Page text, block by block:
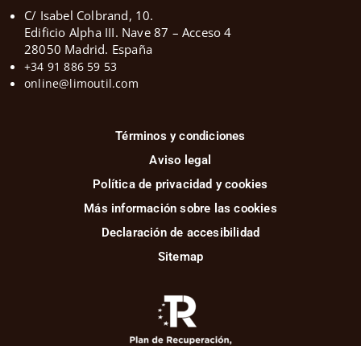
C/ Isabel Colbrand, 10.
Edificio Alpha III. Nave 87 – Acceso 4
28050 Madrid. España
+34 91 886 59 53
online@limoutil.com
Términos y condiciones
Aviso legal
Política de privacidad y cookies
Más información sobre las cookies
Declaración de accesibilidad
Sitemap